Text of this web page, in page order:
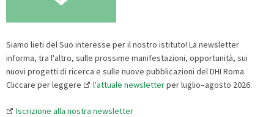
Siamo lieti del Suo interesse per il nostro istituto! La newsletter
informa, tra l'altro, sulle prossime manifestazioni, opportunità, sui
nuovi progetti di ricerca e sulle nuove pubblicazioni del DHI Roma.
Cliccare per leggere
l'attuale newsletterper luglio–agosto 2026.
Iscrizione alla nostra newsletter